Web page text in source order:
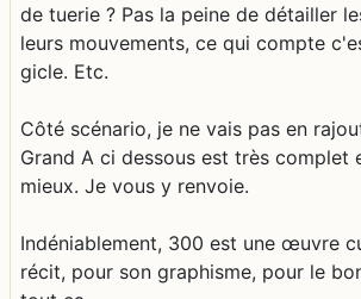
de tuerie ? Pas la peine de détailler
leurs mouvements, ce qui compte
gicle. Etc.
Côté scénario, je ne vais pas en
Grand A ci dessous est très complet
mieux. Je vous y renvoie.
Indéniablement, 300 est une œuvre
récit, pour son graphisme, pour le